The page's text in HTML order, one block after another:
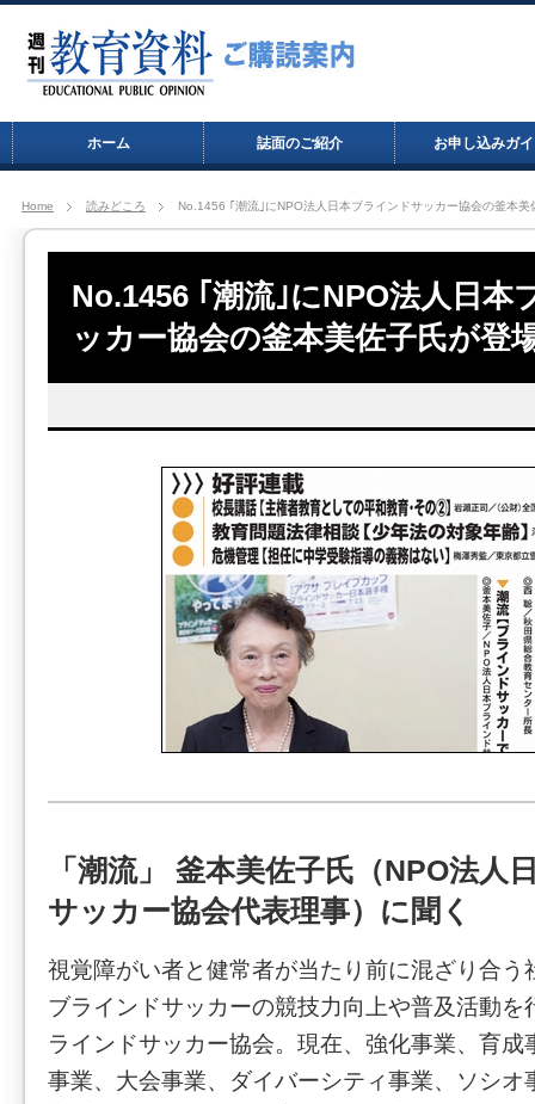
ホーム 誌面のご紹介 お申し込みガ
Home 読みどころ No.1456 ｢潮流｣にNPO法人日本ブラインドサッカー協会の釜本美
No.1456 ｢潮流｣にNPO法人日本
ッカー協会の釜本美佐子氏が登
「潮流」 釜本美佐子氏（NPO法人
サッカー協会代表理事）に聞く
視覚障がい者と健常者が当たり前に混ざり合う
ブラインドサッカーの競技力向上や普及活動を
ラインドサッカー協会。現在、強化事業、育成
事業、大会事業、ダイバーシティ事業、ソシオ